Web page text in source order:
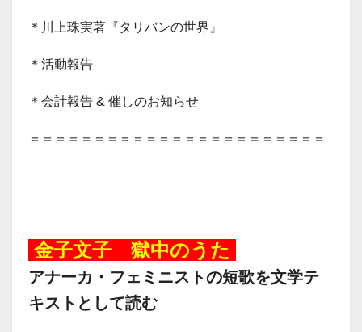
＊川上珠実著『タリバンの世界』
＊活動報告
＊会計報告 & 催しのお知らせ
＝＝＝＝＝＝＝＝＝＝＝＝＝＝＝＝＝＝＝＝＝＝＝
金子文子 獄中のうた
アナーカ・フェミニストの短歌を文学テ
キストとして読む